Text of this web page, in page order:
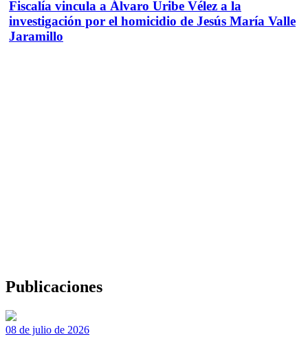
Fiscalía vincula a Álvaro Uribe Vélez a la
investigación por el homicidio de Jesús María Valle
Jaramillo
Publicaciones
08 de julio de 2026